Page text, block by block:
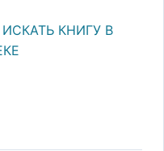
ИСКАТЬ КНИГУ В